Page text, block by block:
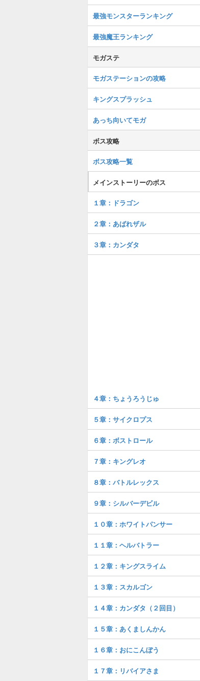
最強モンスターランキング
最強魔王ランキング
モガステ
モガステーションの攻略
キングスプラッシュ
あっち向いてモガ
ボス攻略
ボス攻略一覧
メインストーリーのボス
１章：ドラゴン
２章：あばれザル
３章：カンダタ
４章：ちょうろうじゅ
５章：サイクロプス
６章：ボストロール
７章：キングレオ
８章：バトルレックス
９章：シルバーデビル
１０章：ホワイトパンサー
１１章：ヘルバトラー
１２章：キングスライム
１３章：スカルゴン
１４章：カンダタ（２回目）
１５章：あくましんかん
１６章：おにこんぼう
１７章：リバイアさま